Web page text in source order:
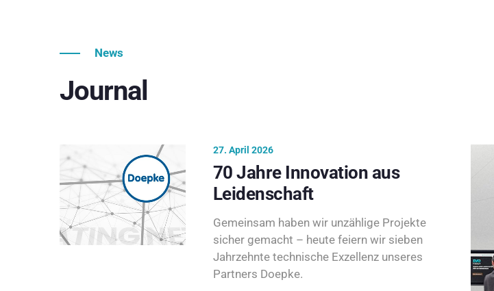
News
Journal
27. April 2026
70 Jahre Innovation aus
Leidenschaft
Gemeinsam haben wir unzählige Projekte
sicher gemacht – heute feiern wir sieben
Jahrzehnte technische Exzellenz unseres
Partners Doepke.